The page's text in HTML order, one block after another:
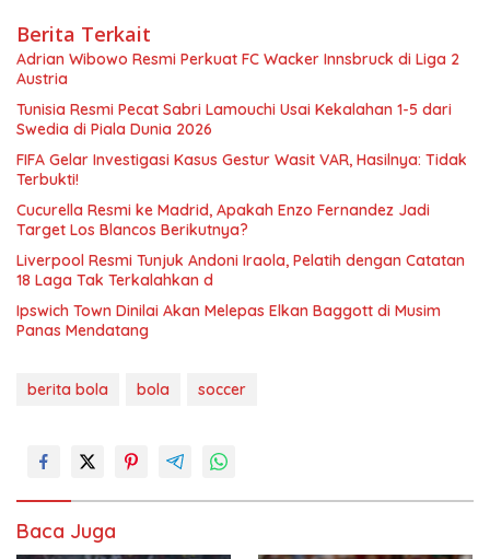
Berita Terkait
Adrian Wibowo Resmi Perkuat FC Wacker Innsbruck di Liga 2
Austria
Tunisia Resmi Pecat Sabri Lamouchi Usai Kekalahan 1-5 dari
Swedia di Piala Dunia 2026
FIFA Gelar Investigasi Kasus Gestur Wasit VAR, Hasilnya: Tidak
Terbukti!
Cucurella Resmi ke Madrid, Apakah Enzo Fernandez Jadi
Target Los Blancos Berikutnya?
Liverpool Resmi Tunjuk Andoni Iraola, Pelatih dengan Catatan
18 Laga Tak Terkalahkan d
Ipswich Town Dinilai Akan Melepas Elkan Baggott di Musim
Panas Mendatang
berita bola bola soccer
Baca Juga